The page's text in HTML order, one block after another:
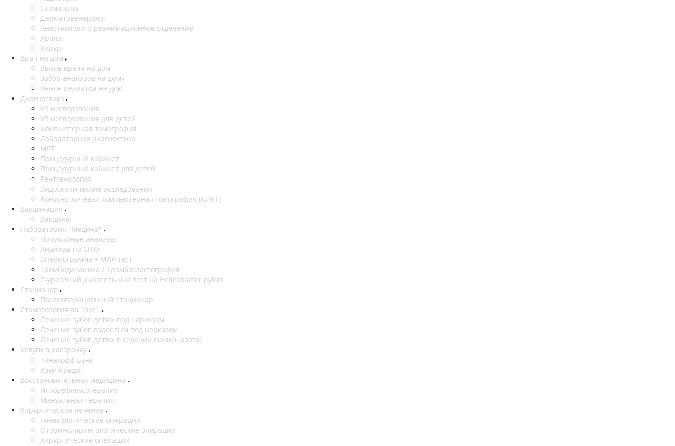
Стоматолог
Дерматовенеролог
Анестезиолого-реанимационное отделение
Уролог
Хирург
Врач на дом
Вызов врача на дом
Забор анализов на дому
Вызов педиатра на дом
Диагностика
УЗ исследования
УЗ исследования для детей
Компьютерная томография
Лабораторная диагностика
МРТ
Процедурный кабинет
Процедурный кабинет для детей
Рентгенология
Эндоскопические исследования
Конусно-лучевая компьютерная томография (КЛКТ)
Вакцинация
Вакцины
Лаборатория "Медина"
Популярные анализы
Анализы по CITO
Спермограмма + МАР тест
Тромбодинамика / Тромбоэластография
С-уреазный дыхательный тест на Helicobacter pylori.
Стационар
Послеоперационный стационар
Стоматология во "сне".
Лечение зубов детям под наркозом
Лечение зубов взрослым под наркозом
Лечение зубов детям в седации (закись азота)
Услуги в рассрочку
Тинькофф Банк
Хоум Кредит
Восстановительная медицина
Иглорефлексотерапия
Мануальная терапия
Хирургическое лечение
Гинекологические операции
Оториноларингологические операции
Хирургические операции